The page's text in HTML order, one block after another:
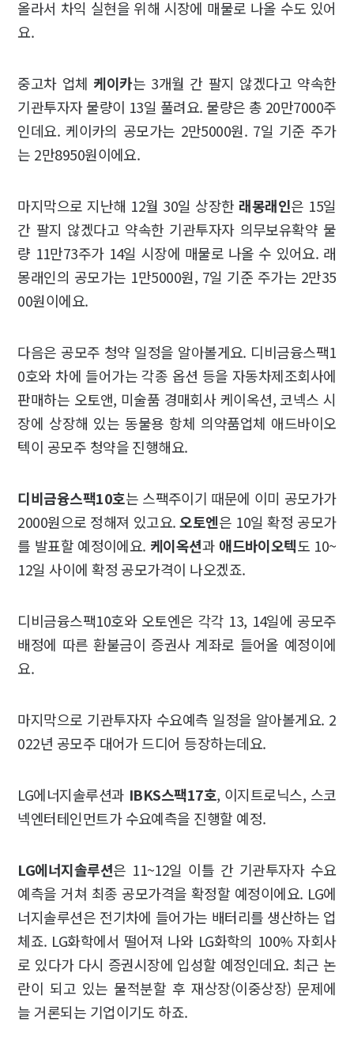
올라서 차익 실현을 위해 시장에 매물로 나올 수도 있어
요.
중고차 업체 케이카는 3개월 간 팔지 않겠다고 약속한
기관투자자 물량이 13일 풀려요. 물량은 총 20만7000주
인데요. 케이카의 공모가는 2만5000원. 7일 기준 주가
는 2만8950원이에요.
마지막으로 지난해 12월 30일 상장한 래몽래인은 15일
간 팔지 않겠다고 약속한 기관투자자 의무보유확약 물
량 11만73주가 14일 시장에 매물로 나올 수 있어요. 래
몽래인의 공모가는 1만5000원, 7일 기준 주가는 2만35
00원이에요.
다음은 공모주 청약 일정을 알아볼게요. 디비금융스팩1
0호와 차에 들어가는 각종 옵션 등을 자동차제조회사에
판매하는 오토앤, 미술품 경매회사 케이옥션, 코넥스 시
장에 상장해 있는 동물용 항체 의약품업체 애드바이오
텍이 공모주 청약을 진행해요.
디비금융스팩10호는 스팩주이기 때문에 이미 공모가가
2000원으로 정해져 있고요.오토엔은 10일 확정 공모가
를 발표할 예정이에요. 케이옥션과 애드바이오텍도 10~
12일 사이에 확정 공모가격이 나오겠죠.
디비금융스팩10호와 오토엔은 각각 13, 14일에 공모주
배정에 따른 환불금이 증권사 계좌로 들어올 예정이에
요.
마지막으로 기관투자자 수요예측 일정을 알아볼게요. 2
022년 공모주 대어가 드디어 등장하는데요.
LG에너지솔루션과 IBKS스팩17호, 이지트로닉스, 스코
넥엔터테인먼트가 수요예측을 진행할 예정.
LG에너지솔루션은 11~12일 이틀 간 기관투자자 수요
예측을 거쳐 최종 공모가격을 확정할 예정이에요. LG에
너지솔루션은 전기차에 들어가는 배터리를 생산하는 업
체죠. LG화학에서 떨어져 나와 LG화학의 100% 자회사
로 있다가 다시 증권시장에 입성할 예정인데요. 최근 논
란이 되고 있는 물적분할 후 재상장(이중상장) 문제에
늘 거론되는 기업이기도 하죠.